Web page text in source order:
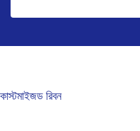
কাস্টমাইজড রিবন